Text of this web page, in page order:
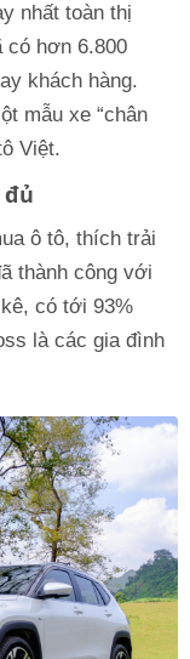
nhất toàn thị
có hơn 6.800
khách hàng.
mẫu xe “chân
Việt.
đủ
ô tô, thích trải
thành công với
có tới 93%
là các gia đình